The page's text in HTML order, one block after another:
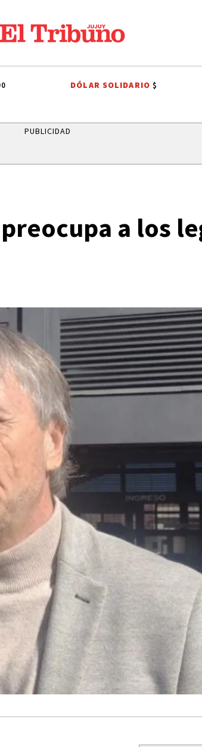
NACIONAL LIGA PROFESIONAL INTERNA
DÓLAR SOLIDARIO$
PUBLICIDAD
a los